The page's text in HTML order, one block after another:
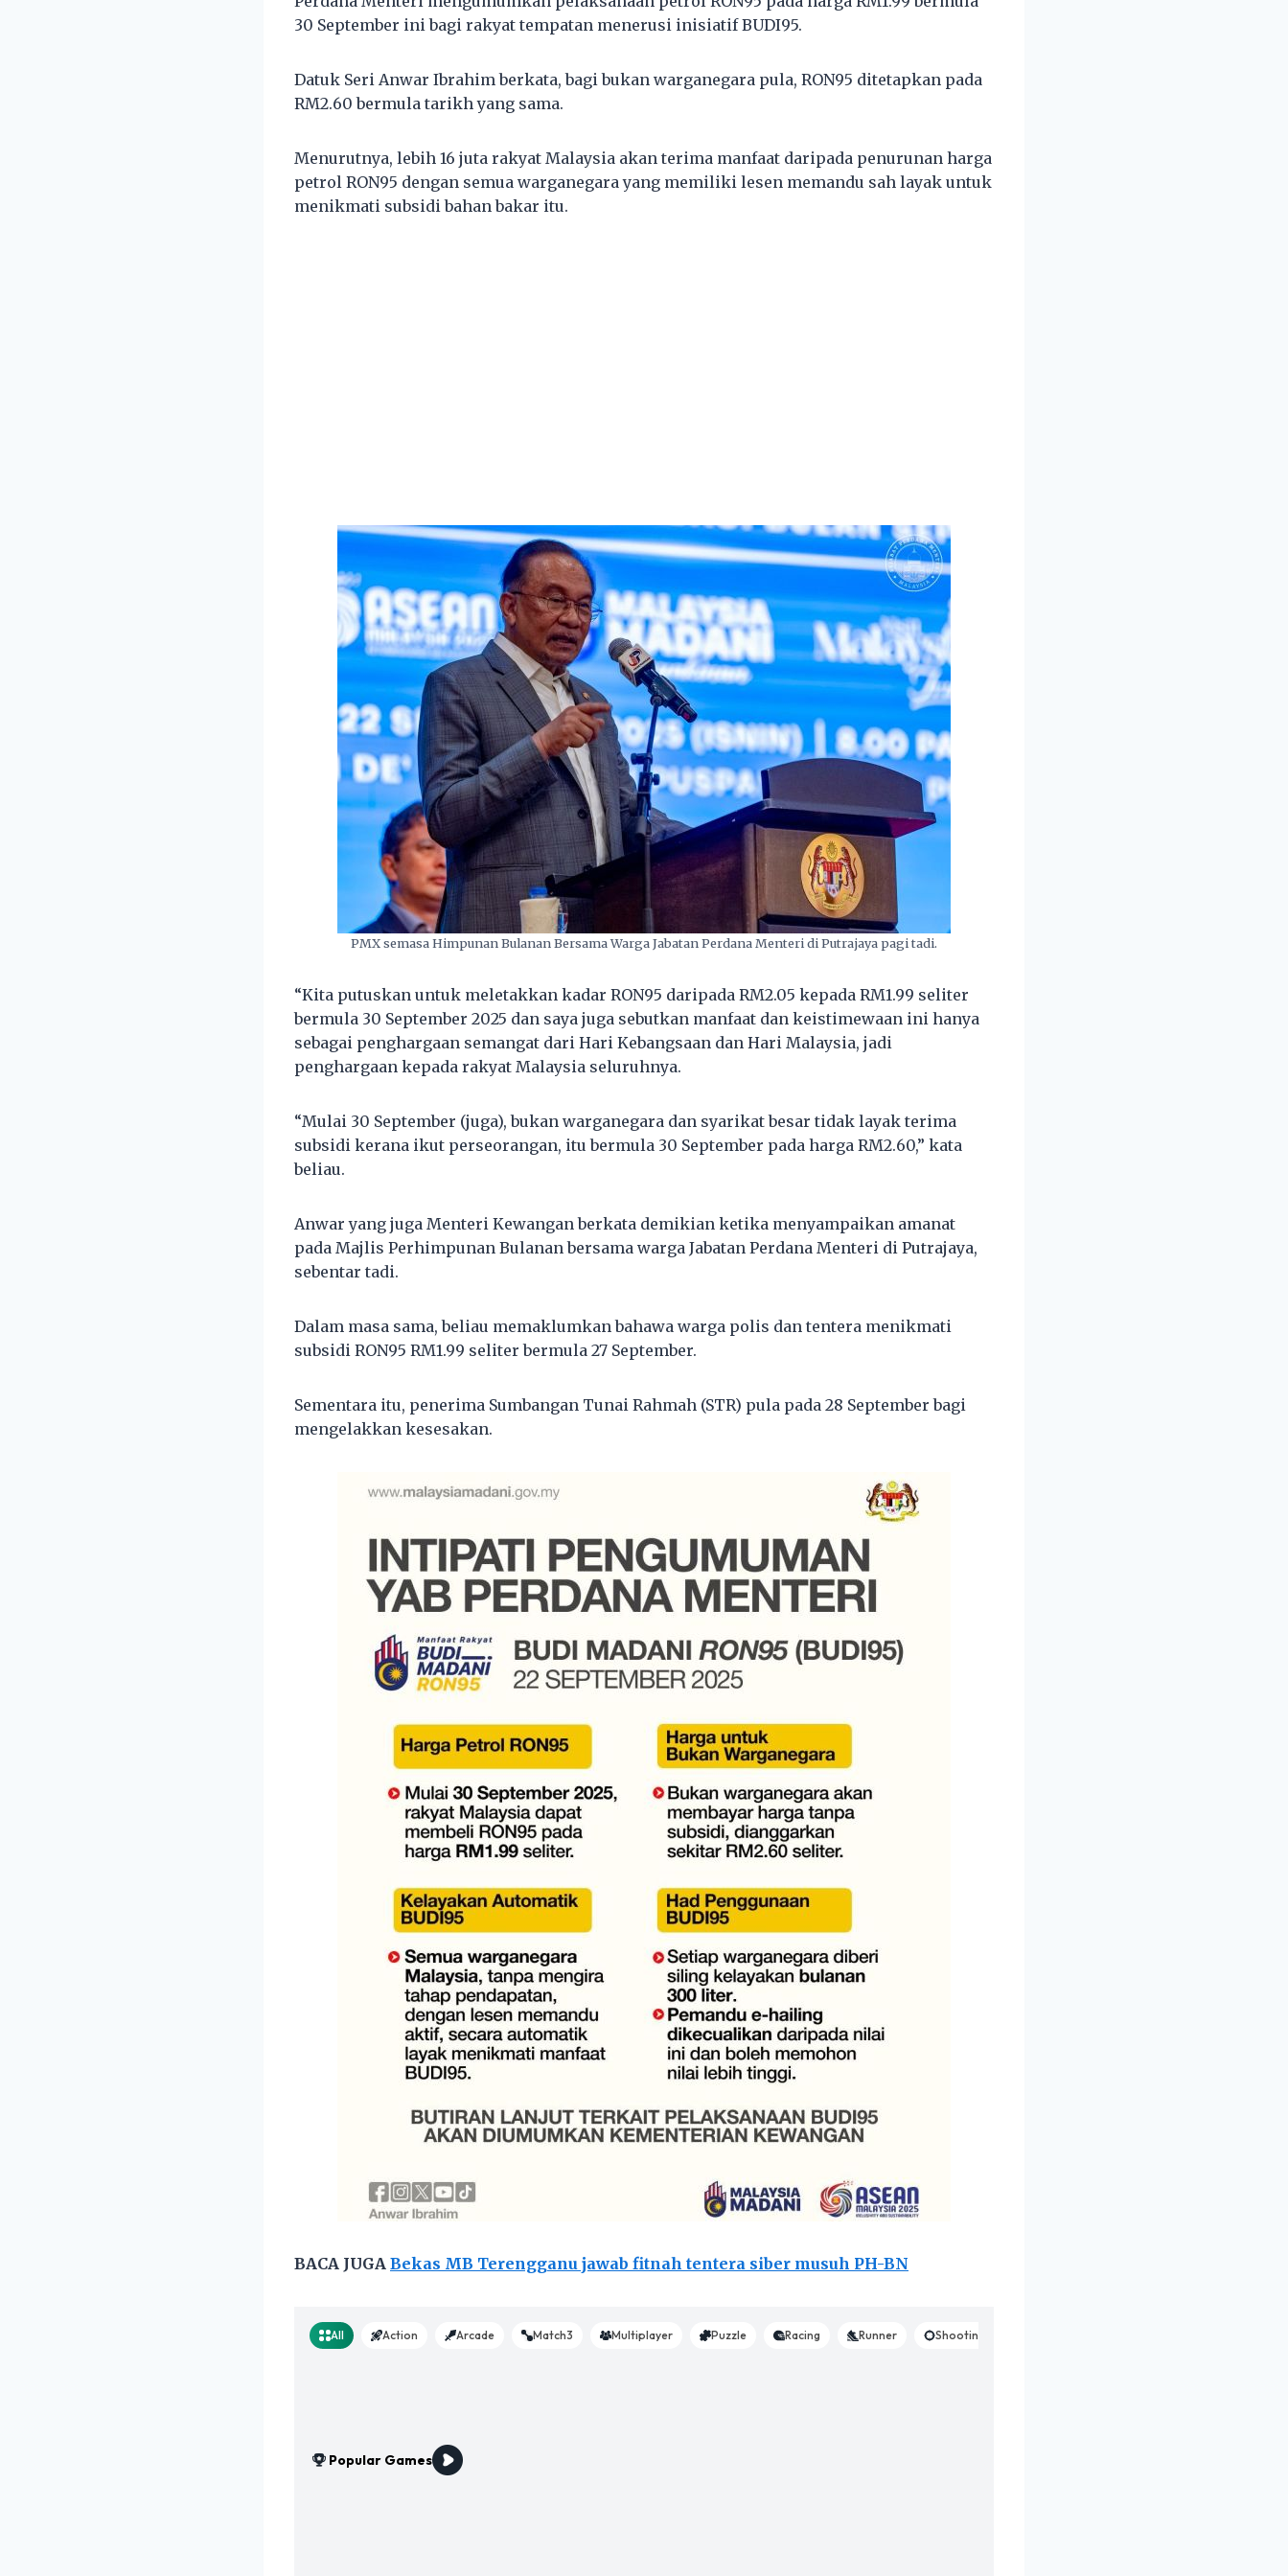
30 September ini bagi rakyat tempatan menerusi inisiatif BUDI95.
Datuk Seri Anwar Ibrahim berkata, bagi bukan warganegara pula, RON95 ditetapkan pada
RM2.60 bermula tarikh yang sama.
Menurutnya, lebih 16 juta rakyat Malaysia akan terima manfaat daripada penurunan harga
petrol RON95 dengan semua warganegara yang memiliki lesen memandu sah layak untuk
menikmati subsidi bahan bakar itu.
PMX semasa Himpunan Bulanan Bersama Warga Jabatan Perdana Menteri di Putrajaya pagi tadi.
“Kita putuskan untuk meletakkan kadar RON95 daripada RM2.05 kepada RM1.99 seliter
bermula 30 September 2025 dan saya juga sebutkan manfaat dan keistimewaan ini hanya
sebagai penghargaan semangat dari Hari Kebangsaan dan Hari Malaysia, jadi
penghargaan kepada rakyat Malaysia seluruhnya.
“Mulai 30 September (juga), bukan warganegara dan syarikat besar tidak layak terima
subsidi kerana ikut perseorangan, itu bermula 30 September pada harga RM2.60,” kata
beliau.
Anwar yang juga Menteri Kewangan berkata demikian ketika menyampaikan amanat
pada Majlis Perhimpunan Bulanan bersama warga Jabatan Perdana Menteri di Putrajaya,
sebentar tadi.
Dalam masa sama, beliau memaklumkan bahawa warga polis dan tentera menikmati
subsidi RON95 RM1.99 seliter bermula 27 September.
Sementara itu, penerima Sumbangan Tunai Rahmah (STR) pula pada 28 September bagi
mengelakkan kesesakan.
BACA JUGA Bekas MB Terengganu jawab fitnah tentera siber musuh PH-BN